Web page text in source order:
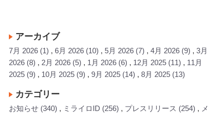
アーカイブ
7月 2026 (1) 6月 2026 (10) 5月 2026 (7) 4月 2026 (9)
3月
2026 (8) 2月 2026 (5) 1月 2026 (6) 12月 2025 (11)
11月
2025 (9) 10月 2025 (9) 9月 2025 (14) 8月 2025 (13)
カテゴリー
お知らせ (340) ミライロID (256) プレスリリース (254)
メ